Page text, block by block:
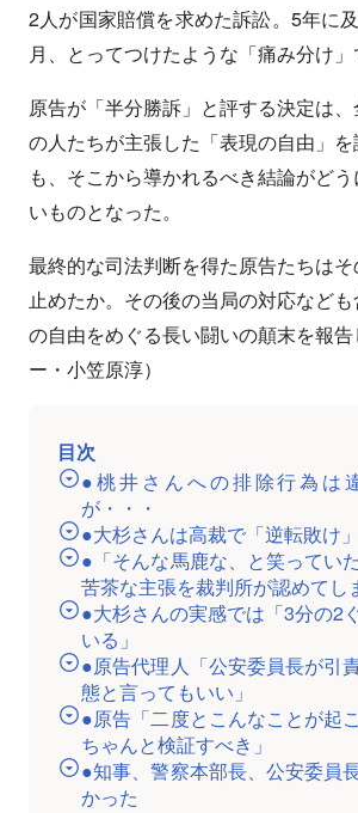
2人が国家賠償を求めた訴訟。5年に
月、とってつけたような「痛み分け」
原告が「半分勝訴」と評する決定は
の人たちが主張した「表現の自由」
も、そこから導かれるべき結論がど
いものとなった。
最終的な司法判断を得た原告たちは
止めたか。その後の当局の対応など
の自由をめぐる長い闘いの顛末を報
ー・小笠原淳）
目次
●桃井さんへの排除行為は
が・・・
●大杉さんは高裁で「逆転敗け
●「そんな馬鹿な、と笑ってい
苦茶な主張を裁判所が認めてし
●大杉さんの実感では「3分の2
いる」
●原告代理人「公安委員長が引
態と言ってもいい」
●原告「二度とこんなことが起
ちゃんと検証すべき」
●知事、警察本部長、公安委員
かった